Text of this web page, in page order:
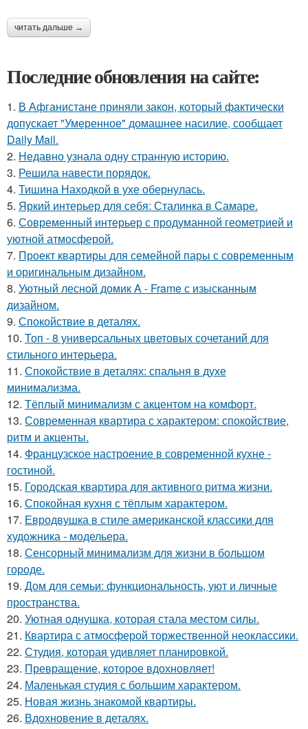
читать дальше →
Последние обновления на сайте:
1. В Афганистане приняли закон, который фактически
допускает "Умеренное" домашнее насилие, сообщает
Daily Mail.
2. Недавно узнала одну странную историю.
3. Решила навести порядок.
4. Тишина Находкой в ухе обернулась.
5. Яркий интерьер для себя: Сталинка в Самаре.
6. Современный интерьер с продуманной геометрией и
уютной атмосферой.
7. Проект квартиры для семейной пары с современным
и оригинальным дизайном.
8. Уютный лесной домик A - Frame с изысканным
дизайном.
9. Спокойствие в деталях.
10. Топ - 8 универсальных цветовых сочетаний для
стильного интерьера.
11. Спокойствие в деталях: спальня в духе
минимализма.
12. Тёплый минимализм с акцентом на комфорт.
13. Современная квартира с характером: спокойствие,
ритм и акценты.
14. Французское настроение в современной кухне -
гостиной.
15. Городская квартира для активного ритма жизни.
16. Спокойная кухня с тёплым характером.
17. Евродвушка в стиле американской классики для
художника - модельера.
18. Сенсорный минимализм для жизни в большом
городе.
19. Дом для семьи: функциональность, уют и личные
пространства.
20. Уютная однушка, которая стала местом силы.
21. Квартира с атмосферой торжественной неоклассики.
22. Студия, которая удивляет планировкой.
23. Превращение, которое вдохновляет!
24. Маленькая студия с большим характером.
25. Новая жизнь знакомой квартиры.
26. Вдохновение в деталях.